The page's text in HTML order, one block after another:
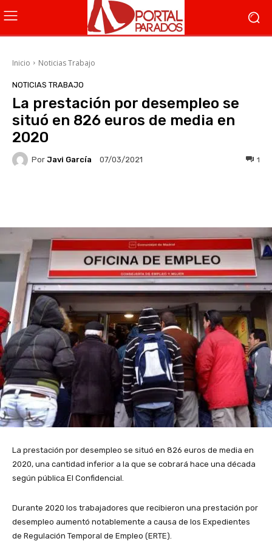
Inicio Noticias Trabajo
NOTICIAS TRABAJO
La prestación por desempleo se
situó en 826 euros de media en
2020
Por Javi García 07/03/2021 1
La prestación por desempleo se situó en 826 euros de media en
2020, una cantidad inferior a la que se cobrará hace una década
según pública El Confidencial.
Durante 2020 los trabajadores que recibieron una prestación por
desempleo aumentó notablemente a causa de los Expedientes
de Regulación Temporal de Empleo (ERTE).